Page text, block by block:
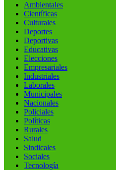
Ambientales
Científicas
Culturales
Deportes
Deportivas
Educativas
Elecciones
Empresariales
Industriales
Laborales
Municipales
Nacionales
Policiales
Políticas
Rurales
Salud
Sindicales
Sociales
Tecnología